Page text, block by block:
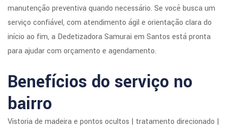
manutenção preventiva quando necessário. Se você busca um
serviço confiável, com atendimento ágil e orientação clara do
início ao fim, a Dedetizadora Samurai em Santos está pronta
para ajudar com orçamento e agendamento.
Benefícios do serviço no
bairro
Vistoria de madeira e pontos ocultos | tratamento direcionado |